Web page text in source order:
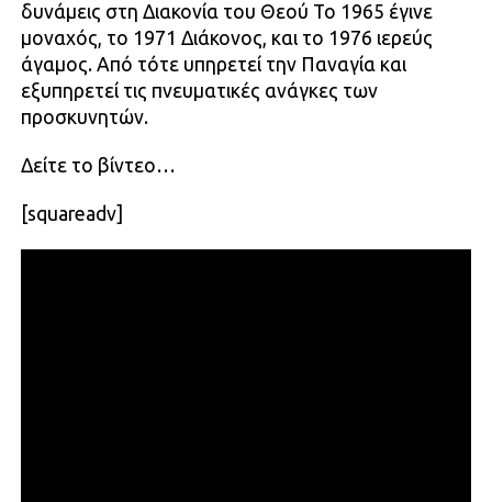
δυνάμεις στη Διακονία του Θεού Το 1965 έγινε
μοναχός, το 1971 Διάκονος, και το 1976 ιερεύς
άγαμος. Από τότε υπηρετεί την Παναγία και
εξυπηρετεί τις πνευματικές ανάγκες των
προσκυνητών.
Δείτε το βίντεο…
[squareadv]